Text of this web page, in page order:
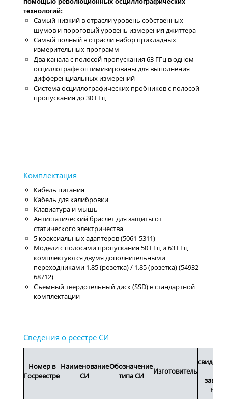
технологий:
Самый низкий в отрасли уровень собственных
шумов и пороговый уровень измерения джиттера
Самый полный в отрасли набор прикладных
измерительных программ
Два канала с полосой пропускания 63 ГГц в одном
осциллографе оптимизированы для выполнения
дифференциальных измерений
Система осциллографических пробников с полосой
пропускания до 30 ГГц
Кабель питания
Кабель для калибровки
Клавиатура и мышь
Антистатический браслет для защиты от
статического электричества
5 коаксиальных адаптеров (5061-5311)
Модели с полосами пропускания 50 ГГц и 63 ГГц
комплектуются двумя дополнительными
переходниками 1,85 (розетка) / 1,85 (розетка) (54932-
68712)
Съемный твердотельный диск (SSD) в стандартной
комплектации
Номер в
Госреестре
Наименование
СИ
Обозначение
типа СИ
Изготовитель
Срок